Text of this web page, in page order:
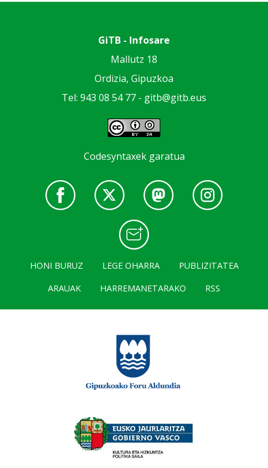
GiTB - Infosare
Mallutz 18
Ordizia, Gipuzkoa
Tel: 943 08 54 77 - gitb@gitb.eus
Codesyntaxek garatua
HONI BURUZ LEGE OHARRA
PUBLIZITATEA
ARAUAK
HARREMANETARAKO RSS